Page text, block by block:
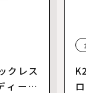
クレス
ィース